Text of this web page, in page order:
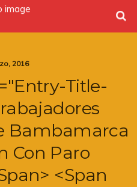
2016
Title-
Bambamarca
Con Paro
<span